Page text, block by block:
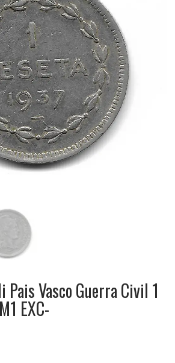
Pais Vasco Guerra Civil 1
EXC-